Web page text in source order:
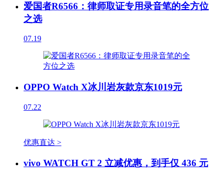
爱国者R6566：律师取证专用录音笔的全方位
之选
07.19
OPPO Watch X冰川岩灰款京东1019元
07.22
优惠直达 >
vivo WATCH GT 2 立减优惠，到手仅 436 元